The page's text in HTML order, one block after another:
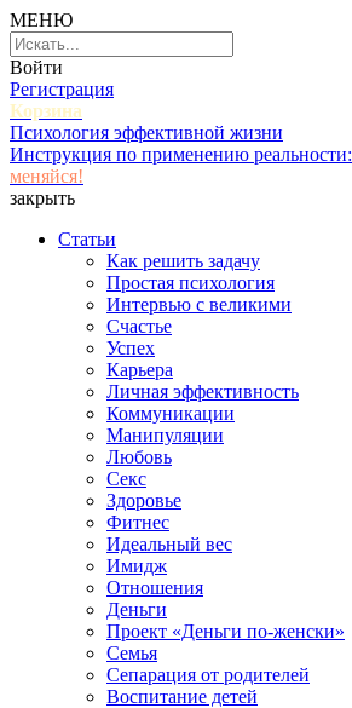
МЕНЮ
Войти
Регистрация
Корзина
Психология эффективной жизни
Инструкция по применению реальности:
меняйся!
закрыть
Статьи
Как решить задачу
Простая психология
Интервью с великими
Счастье
Успех
Карьера
Личная эффективность
Коммуникации
Манипуляции
Любовь
Секс
Здоровье
Фитнес
Идеальный вес
Имидж
Отношения
Деньги
Проект «Деньги по-женски»
Семья
Сепарация от родителей
Воспитание детей